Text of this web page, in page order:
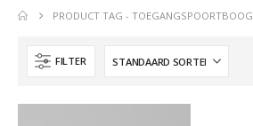
PRODUCT TAG -TOEGANGSPOORTBOOG
FILTER